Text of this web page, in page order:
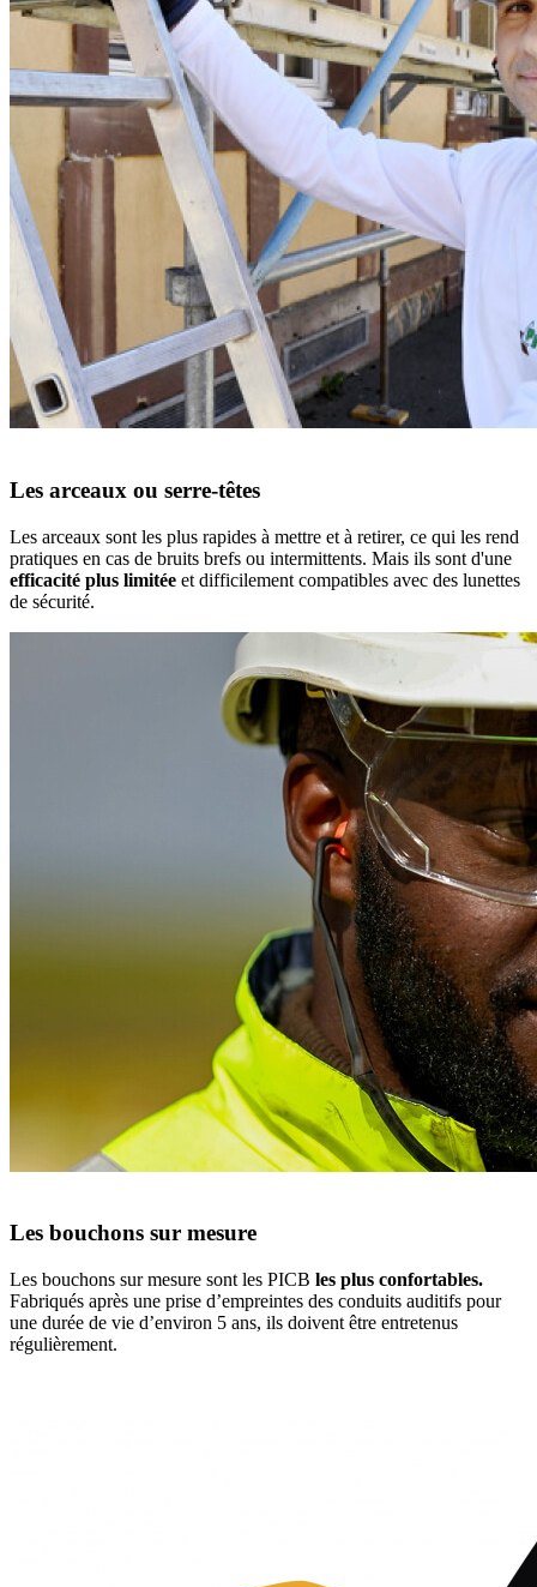
Les arceaux ou serre-têtes
Les arceaux sont les plus rapides à mettre et à retirer, ce qui les rend
pratiques en cas de bruits brefs ou intermittents. Mais ils sont d'une
efficacité plus limitée et difficilement compatibles avec des lunettes
de sécurité.
Les bouchons sur mesure
Les bouchons sur mesure sont les PICB les plus confortables.
Fabriqués après une prise d’empreintes des conduits auditifs pour
une durée de vie d’environ 5 ans, ils doivent être entretenus
régulièrement.